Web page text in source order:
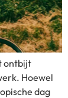
ontbijt
Hoewel
dag